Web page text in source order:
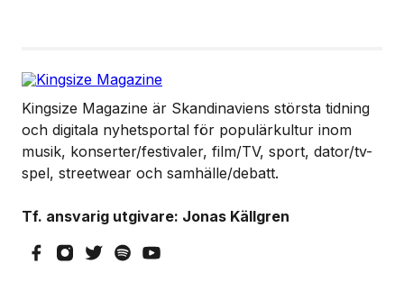
Kingsize Magazine är Skandinaviens största tidning
och digitala nyhetsportal för populärkultur inom
musik, konserter/festivaler, film/TV, sport, dator/tv-
spel, streetwear och samhälle/debatt.
Tf. ansvarig utgivare: Jonas Källgren